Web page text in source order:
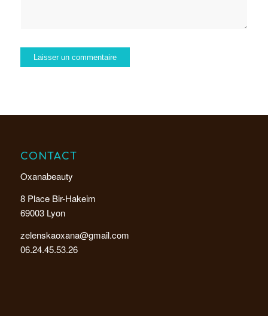
CONTACT
Oxanabeauty
8 Place Bir-Hakeim
69003 Lyon
zelenskaoxana@gmail.com
06.24.45.53.26